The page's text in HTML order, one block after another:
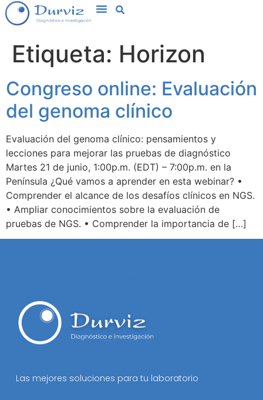
Etiqueta: Horizon
Congreso online: Evaluación
del genoma clínico
Evaluación del genoma clínico: pensamientos y
lecciones para mejorar las pruebas de diagnóstico
Martes 21 de junio, 1:00p.m. (EDT) – 7:00p.m. en la
Península ¿Qué vamos a aprender en esta webinar? •
Comprender el alcance de los desafíos clínicos en NGS.
• Ampliar conocimientos sobre la evaluación de
pruebas de NGS. • Comprender la importancia de […]
Las mejores soluciones para tu laboratorio